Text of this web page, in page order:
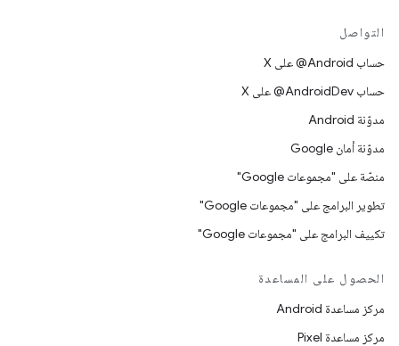
التواصل
حساب ‎@Android على X
حساب ‎@AndroidDev على X
مدوّنة Android
مدوّنة أمان Google
منصّة على "مجموعات Google"
تطوير البرامج على "مجموعات Google"
تكييف البرامج على "مجموعات Google"
الحصول على المساعدة
مركز مساعدة Android
مركز مساعدة Pixel